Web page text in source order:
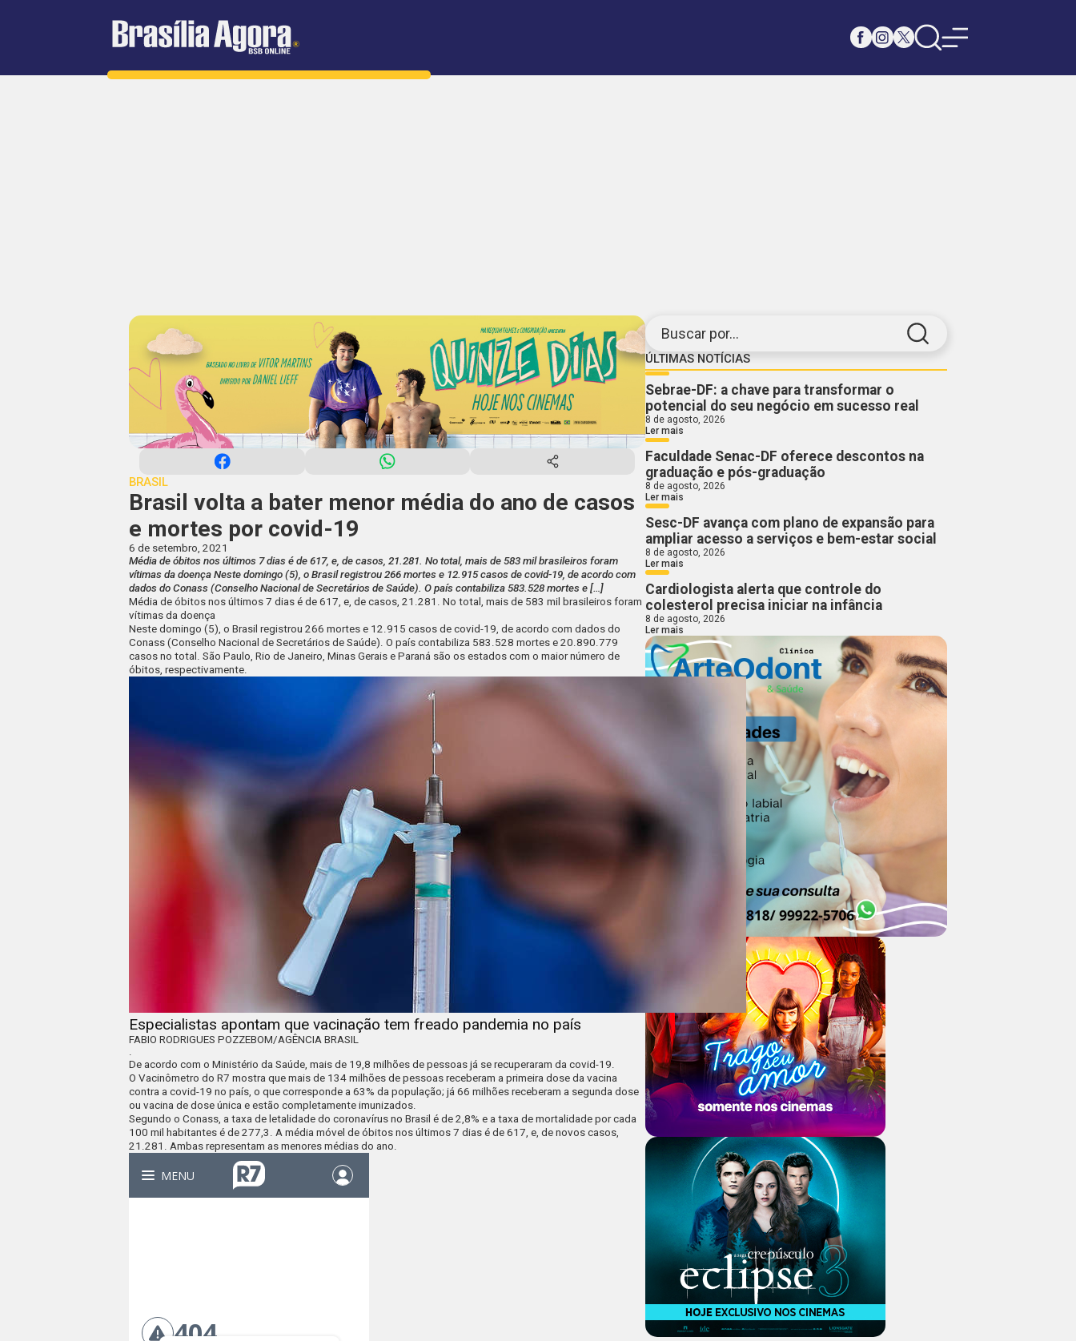
Buscar por...
ÚLTIMAS NOTÍCIAS
Sebrae-DF: a chave para transformar o
potencial do seu negócio em sucesso real
8 de agosto, 2026
Ler mais
Faculdade Senac-DF oferece descontos na
graduação e pós-graduação
8 de agosto, 2026
Ler mais
Sesc-DF avança com plano de expansão para
ampliar acesso a serviços e bem-estar social
8 de agosto, 2026
Ler mais
Cardiologista alerta que controle do
colesterol precisa iniciar na infância
8 de agosto, 2026
Ler mais
BRASIL
Brasil volta a bater menor média do ano de casos
e mortes por covid-19
6 de setembro, 2021
Média de óbitos nos últimos 7 dias é de 617, e, de casos, 21.281. No total, mais de 583 mil brasileiros foram
vítimas da doença Neste domingo (5), o Brasil registrou 266 mortes e 12.915 casos de covid-19, de acordo com
dados do Conass (Conselho Nacional de Secretários de Saúde). O país contabiliza 583.528 mortes e […]
Média de óbitos nos últimos 7 dias é de 617, e, de casos, 21.281. No total, mais de 583 mil brasileiros foram
vítimas da doença
Neste domingo (5), o Brasil registrou 266 mortes e 12.915 casos de covid-19, de acordo com dados do
Conass (Conselho Nacional de Secretários de Saúde). O país contabiliza 583.528 mortes e 20.890.779
casos no total. São Paulo, Rio de Janeiro, Minas Gerais e Paraná são os estados com o maior número de
óbitos, respectivamente.
Especialistas apontam que vacinação tem freado pandemia no país
FABIO RODRIGUES POZZEBOM/AGÊNCIA BRASIL
.
De acordo com o Ministério da Saúde, mais de 19,8 milhões de pessoas já se recuperaram da covid-19.
O Vacinômetro doR7mostra que mais de 134 milhões de pessoas receberam a primeira dose da vacina
contra a covid-19 no país, o que corresponde a 63% da população; já 66 milhões receberam a segunda dose
ou vacina de dose única e estão completamente imunizados.
Segundo o Conass, a taxa de letalidade do coronavírus no Brasil é de 2,8% e a taxa de mortalidade por cada
100 mil habitantes é de 277,3. A média móvel de óbitos nos últimos 7 dias é de 617, e, de novos casos,
21.281. Ambas representam as menores médias do ano.